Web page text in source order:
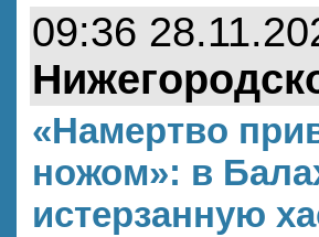
09:36
«Намертво
ножом»: в
истерзанную